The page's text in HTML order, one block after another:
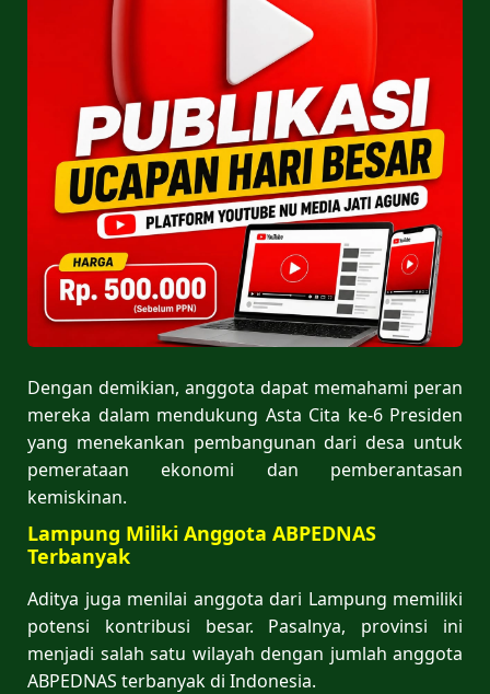
Dengan demikian, anggota dapat memahami peran
mereka dalam mendukung Asta Cita ke-6 Presiden
yang menekankan pembangunan dari desa untuk
pemerataan ekonomi dan pemberantasan
kemiskinan.
Lampung Miliki Anggota ABPEDNAS
Terbanyak
Aditya juga menilai anggota dari Lampung memiliki
potensi kontribusi besar. Pasalnya, provinsi ini
menjadi salah satu wilayah dengan jumlah anggota
ABPEDNAS terbanyak di Indonesia.